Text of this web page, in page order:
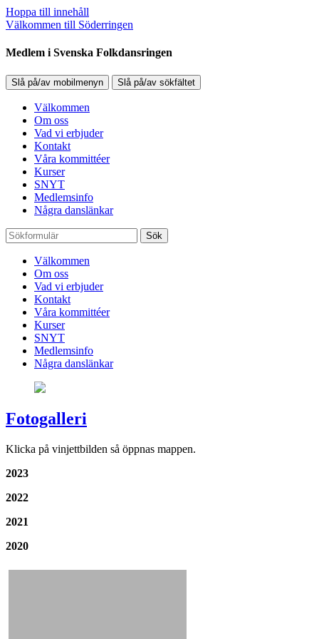
Hoppa till innehåll
Välkommen till Söderringen
Medlem i Svenska Folkdansringen
Slå på/av mobilmenyn Slå på/av sökfältet
Välkommen
Om oss
Vad vi erbjuder
Kontakt
Våra kommittéer
Kurser
SNYT
Medlemsinfo
Några danslänkar
Sök
Välkommen
Om oss
Vad vi erbjuder
Kontakt
Våra kommittéer
Kurser
SNYT
Medlemsinfo
Några danslänkar
Fotogalleri
Klicka på vinjettbilden så öppnas mappen.
2023
2022
2021
2020